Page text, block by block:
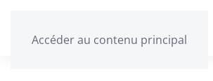
Accéder au contenu principal